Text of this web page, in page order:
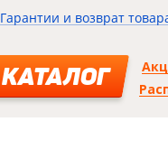
Гарантии и возврат
КАТАЛОГ